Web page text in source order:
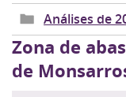
Análises de
Zona de
de